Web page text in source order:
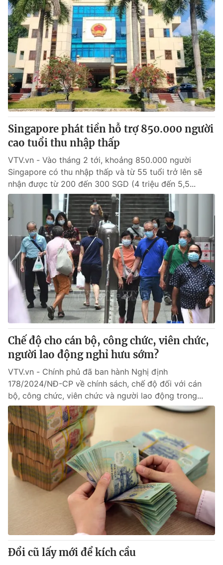
Singapore phát tiền hỗ trợ 850.000 người
cao tuổi thu nhập thấp
VTV.vn - Vào tháng 2 tới, khoảng 850.000 người
Singapore có thu nhập thấp và từ 55 tuổi trở lên sẽ
nhận được từ 200 đến 300 SGD (4 triệu đến 5,5...
Chế độ cho cán bộ, công chức, viên chức,
người lao động nghỉ hưu sớm?
VTV.vn - Chính phủ đã ban hành Nghị định
178/2024/NĐ-CP về chính sách, chế độ đối với cán
bộ, công chức, viên chức và người lao động trong...
Đổi cũ lấy mới để kích cầu